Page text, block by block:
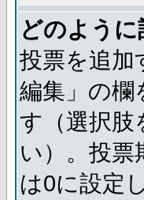
どのよう
投票を追加
編集」の欄
す（選択肢
い）。投
は0に設定